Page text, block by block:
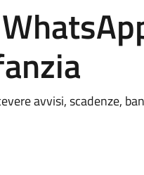
avvisi, scadenze,